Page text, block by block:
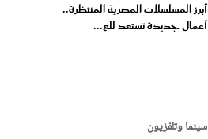
أبرز المسلسلات المصرية المنتظرة..
أعمال جديدة تستعد للع...
سينما وتلفزيون